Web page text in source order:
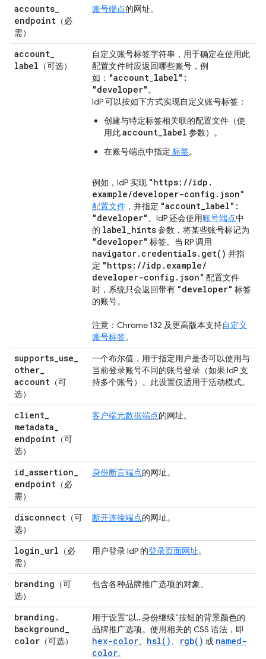
accounts_
endpoint （必
需）
账号端点的网址。
account_
label （可选）
自定义账号标签字符串，用于确定在使用此
配置文件时应返回哪些账号，例
如： "account_label":
"developer"。
IdP 可以按如下方式实现自定义账号标签：
创建与特定标签相关联的配置文件（使
用此account_label 参数）。
在账号端点中指定 标签。
例如，IdP 实现 "https: //idp .
example/developer-config . json"
配置文件 ，并指定 "account_label":
"developer"。IdP 还会使用账号端点中
的 label_hints参数，将某些账号标记为
"developer" 标签。当 RP 调用
navigator. credentials. get( ) 并指
定 "https: //idp . example/
developer-config . json" 配置文件
时，系统只会返回带有 "developer" 标签
的账号。
注意：Chrome 132 及更高版本支持自定义
账号标签。
supports_use_
other_
account （可
选）
一个布尔值，用于指定用户是否可以使用与
当前登录账号不同的账号登录（如果 IdP 支
持多个账号）。此设置仅适用于活动模式。
client_
metadata_
endpoint （可
选）
客户端元数据端点的网址。
id_assertion_
endpoint （必
需）
身份断言端点的网址。
disconnect （可
选）
断开连接端点的网址。
login_url （必
需）
用户登录 IdP 的登录页面网址。
branding （可
选）
包含各种品牌推广选项的对象。
branding .
background_
color （可选）
用于设置“以…身份继续”按钮的背景颜色的
品牌推广选项。使用相关的 CSS 语法，即
hex-color、 hsl()、 rgb() 或 named-
color。